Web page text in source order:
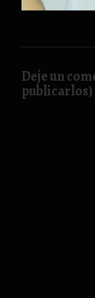
Deje un
publicarlos)